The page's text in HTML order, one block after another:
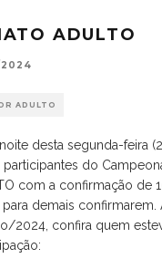
ADULTO
ADULTO
desta segunda-feira
do
com a confirmação de
demais confirmarem.
2024, confira quem